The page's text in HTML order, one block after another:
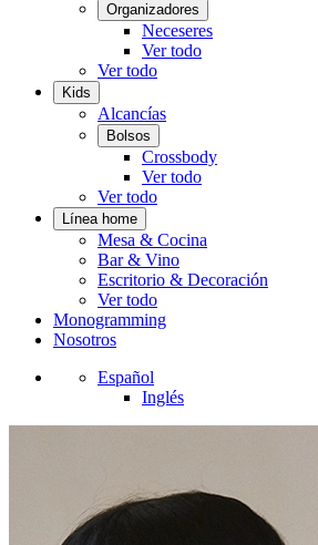
Organizadores
Neceseres
Ver todo
Ver todo
Kids
Alcancías
Bolsos
Crossbody
Ver todo
Ver todo
Línea home
Mesa & Cocina
Bar & Vino
Escritorio & Decoración
Ver todo
Monogramming
Nosotros
Español
Inglés